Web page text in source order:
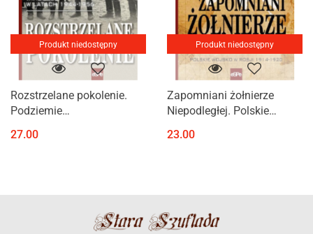
Produkt niedostępny
Rozstrzelane pokolenie.
Podziemie
Polsce w latach 1944-1956
27.00
Produkt niedostępny
Zapomniani żołnierze
Niepodległej. Polskie
23.00